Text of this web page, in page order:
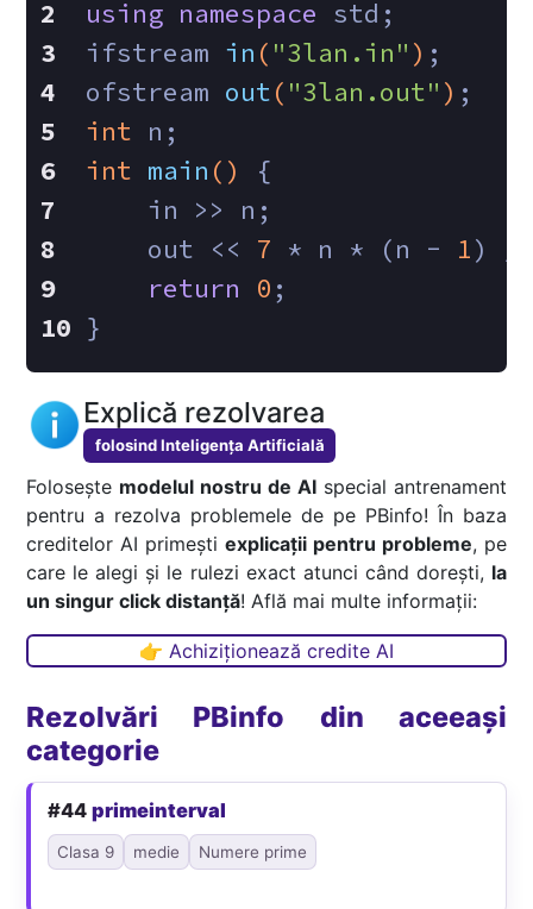
using namespace std;
ifstream in ( "3lan.in" ) ;
ofstream out( "3lan.out" ) ;
int n;
int main ()
{
    in >> n;
    out <<
7 * n * (n - 1)
return
0 ;
}
Explică rezolvarea
folosind Inteligența Artificială
Folosește modelul nostru de AIspecial antrenament
pentru a rezolva problemele de pe PBinfo! În baza
creditelor AI primești explicații pentru probleme, pe
care le alegi și le rulezi exact atunci când dorești, la
un singur click distanță! Află mai multe informații:
👉 Achiziționează credite AI
Rezolvări PBinfo din aceeași
categorie
#44primeinterval
Clasa 9 medie Numere prime